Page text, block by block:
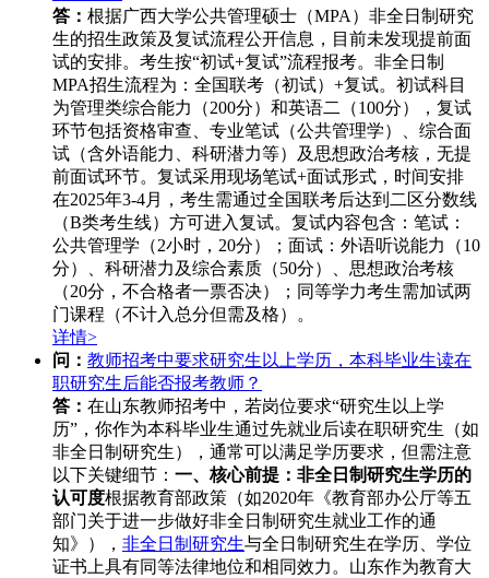
答： 根据广西大学公共管理硕士（MPA）非全日制研究
生的招生政策及复试流程公开信息，目前未发现提前面
试的安排。考生按“初试+复试”流程报考。非全日制
MPA招生流程为：全国联考（初试）+复试。初试科目
为管理类综合能力（200分）和英语二（100分），复试
环节包括资格审查、专业笔试（公共管理学）、综合面
试（含外语能力、科研潜力等）及思想政治考核，无提
前面试环节。复试采用现场笔试+面试形式，时间安排
在2025年3-4月，考生需通过全国联考后达到二区分数线
（B类考生线）方可进入复试。复试内容包含：笔试：
公共管理学（2小时，20分）；面试：外语听说能力（10
分）、科研潜力及综合素质（50分）、思想政治考核
（20分，不合格者一票否决）；同等学力考生需加试两
门课程（不计入总分但需及格）。
详情>
问： 教师招考中要求研究生以上学历，本科毕业生读在
职研究生后能否报考教师？
答： 在山东教师招考中，若岗位要求“研究生以上学
历”，你作为本科毕业生通过先就业后读在职研究生（如
非全日制研究生），通常可以满足学历要求，但需注意
以下关键细节： 一、核心前提：非全日制研究生学历的
认可度根据教育部政策（如2020年《教育部办公厅等五
部门关于进一步做好非全日制研究生就业工作的通
知》）， 非全日制研究生与全日制研究生在学历、学位
证书上具有同等法律地位和相同效力。山东作为教育大